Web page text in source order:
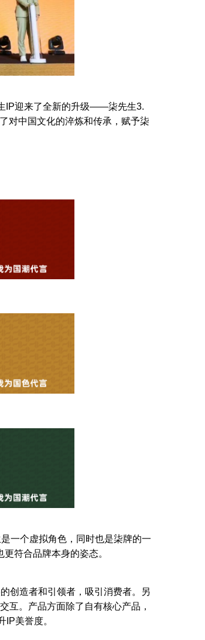
IP迎来了全新的升级——柒先生3.
对中国文化的淬炼和传承，赋予柒
一个虚拟⻆色，同时也是柒牌的一
符合品牌本身的姿态。
创造者和引领者，吸引消费者。另
互。产品方面除了自有核心产品，
美誉度。